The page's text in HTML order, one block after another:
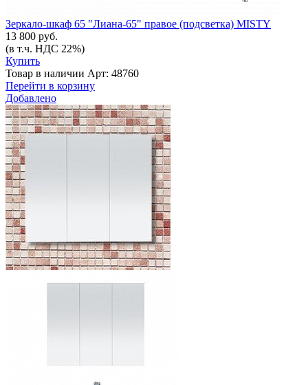
Зеркало-шкаф 65 "Лиана-65" правое (подсветка) MISTY
13 800 руб.
(в т.ч. НДС 22%)
Купить
Товар в наличии Арт: 48760
Перейти в корзину
Добавлено